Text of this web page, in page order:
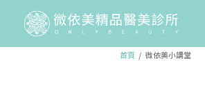
微依美小講堂
首頁 微依美小講堂